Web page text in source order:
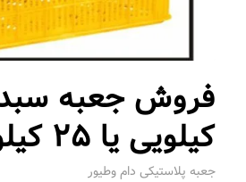
کیلویی یا 25 کیلویی M16
جعبه پلاستیکی دام وطیور